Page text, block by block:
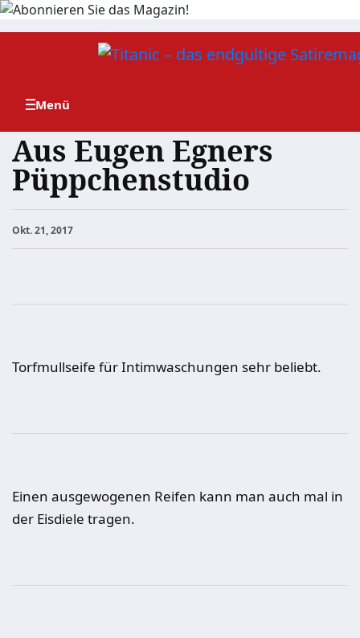
Zum
Aus Eugen Egners
Püppchenstudio
Okt. 21, 2017
Torfmullseife für Intimwaschungen sehr beliebt.
Einen ausgewogenen Reifen kann man auch mal in
der Eisdiele tragen.